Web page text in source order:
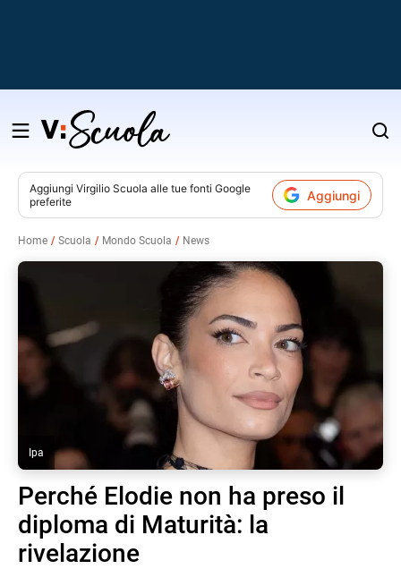
Salta
contenuto
Aggiungi Virgilio Scuola alle tue fonti Google
preferite
Aggiungi
Home Scuola Mondo Scuola News
Ipa
Perché Elodie non ha preso il
diploma di Maturità: la
rivelazione